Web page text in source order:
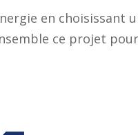
en choisissant
ce projet